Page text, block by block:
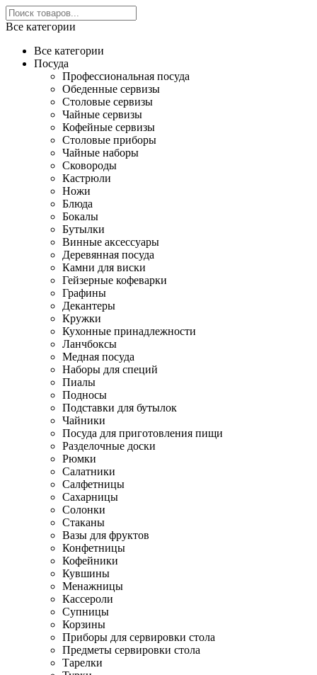
Все категории
Все категории
Посуда
Профессиональная посуда
Обеденные сервизы
Столовые сервизы
Чайные сервизы
Кофейные сервизы
Столовые приборы
Чайные наборы
Сковороды
Кастрюли
Ножи
Блюда
Бокалы
Бутылки
Винные аксессуары
Деревянная посуда
Камни для виски
Гейзерные кофеварки
Графины
Декантеры
Кружки
Кухонные принадлежности
Ланчбоксы
Медная посуда
Наборы для специй
Пиалы
Подносы
Подставки для бутылок
Чайники
Посуда для приготовления пищи
Разделочные доски
Рюмки
Салатники
Салфетницы
Сахарницы
Солонки
Стаканы
Вазы для фруктов
Конфетницы
Кофейники
Кувшины
Менажницы
Кассероли
Супницы
Корзины
Приборы для сервировки стола
Предметы сервировки стола
Тарелки